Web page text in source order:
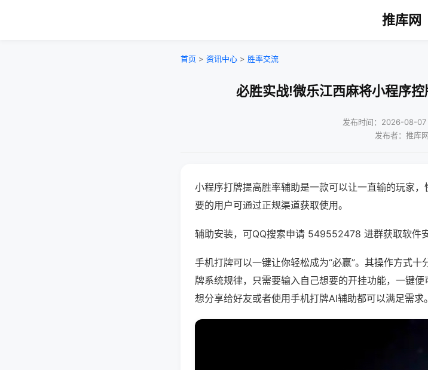
推库网
首页 > 资讯中心 > 胜率交流
必胜实战!微乐江西麻将小程序
发布时间：2026-08-07
发布者：推库网
小程序打牌提高胜率辅助是一款可以让一直输的玩家
要的用户可通过正规渠道获取使用。
辅助安装，可QQ搜索申请 549552478 进群获取软件
手机打牌可以一键让你轻松成为“必赢”。其操作方式
牌系统规律，只需要输入自己想要的开挂功能，一键
想分享给好友或者使用手机打牌AI辅助都可以满足需求。